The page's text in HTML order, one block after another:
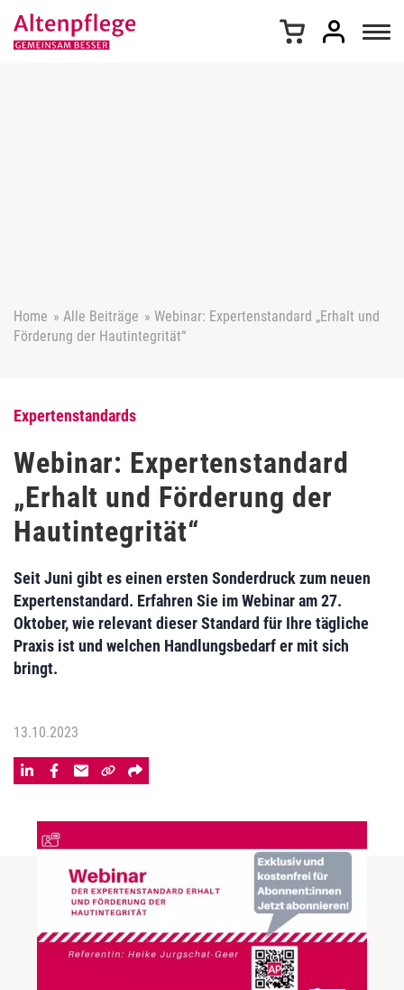
Home » Alle Beiträge » Webinar: Expertenstandard „Erhalt und
Förderung der Hautintegrität“
Expertenstandards
Webinar: Expertenstandard
„Erhalt und Förderung der
Hautintegrität“
Seit Juni gibt es einen ersten Sonderdruck zum neuen
Expertenstandard. Erfahren Sie im Webinar am 27.
Oktober, wie relevant dieser Standard für Ihre tägliche
Praxis ist und welchen Handlungsbedarf er mit sich
bringt.
13.10.2023